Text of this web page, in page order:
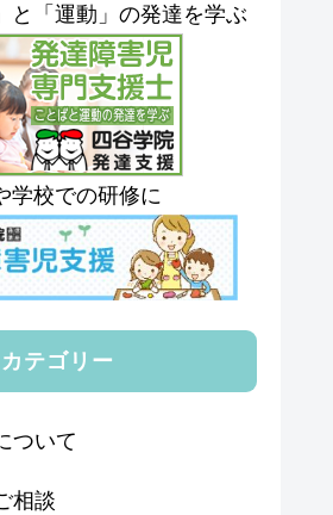
と「運動」の発達を学ぶ
学校での研修に
カテゴリー
ついて
相談